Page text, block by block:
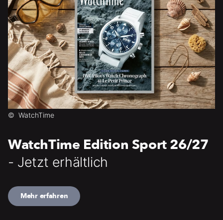
© WatchTime
WatchTime Edition Sport 26/27
- Jetzt erhältlich
Mehr erfahren